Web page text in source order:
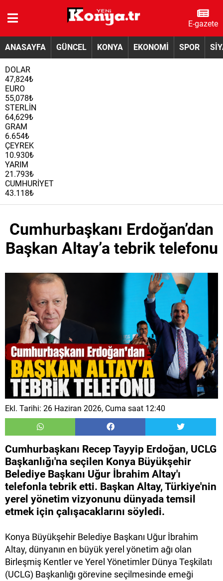
E-gazete
ANASAYFA GÜNCEL KONYA EKONOMİ SPOR
DOLAR
47,824₺
EURO
55,078₺
STERLİN
64,629₺
GRAM
6.654₺
ÇEYREK
10.930₺
YARIM
21.793₺
CUMHURİYET
43.118₺
Cumhurbaşkanı Erdoğan’dan
Başkan Altay’a tebrik telefonu
Ekl. Tarihi: 26 Haziran 2026, Cuma saat 12:40
Cumhurbaşkanı Recep Tayyip Erdoğan, UCLG
Başkanlığı'na seçilen Konya Büyükşehir
Belediye Başkanı Uğur İbrahim Altay'ı
telefonla tebrik etti. Başkan Altay, Türkiye'nin
yerel yönetim vizyonunu dünyada temsil
etmek için çalışacaklarını söyledi.
Konya Büyükşehir Belediye Başkanı Uğur İbrahim
Altay, dünyanın en büyük yerel yönetim ağı olan
Birleşmiş Kentler ve Yerel Yönetimler Dünya Teşkilatı
(UCLG) Başkanlığı görevine seçilmesinde emeği